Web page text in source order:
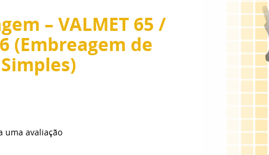
– VALMET 65 /
(Embreagem de
uma avaliação